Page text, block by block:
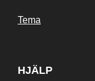
Tema
HJÄLP